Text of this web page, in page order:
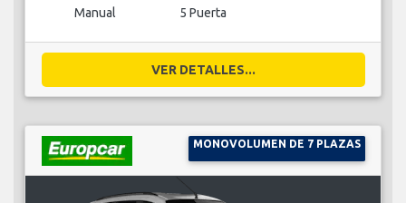
Manual 5 Puerta
VER DETALLES...
MONOVOLUMEN DE 7 PLAZAS